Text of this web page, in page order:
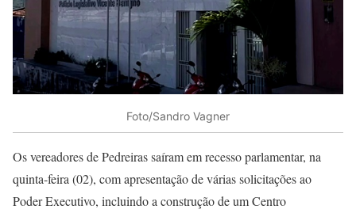
Foto/Sandro Vagner
Os vereadores de Pedreiras saíram em recesso parlamentar, na
quinta-feira (02), com apresentação de várias solicitações ao
Poder Executivo, incluindo a construção de um Centro